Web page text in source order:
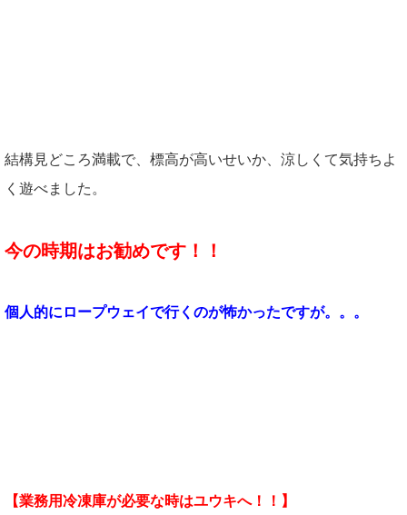
結構見どころ満載で、標高が高いせいか、涼しくて気持ちよ
く遊べました。
今の時期はお勧めです！！
個人的にロープウェイで行くのが怖かったですが。。。
【業務用冷凍庫が必要な時はユウキへ！！】